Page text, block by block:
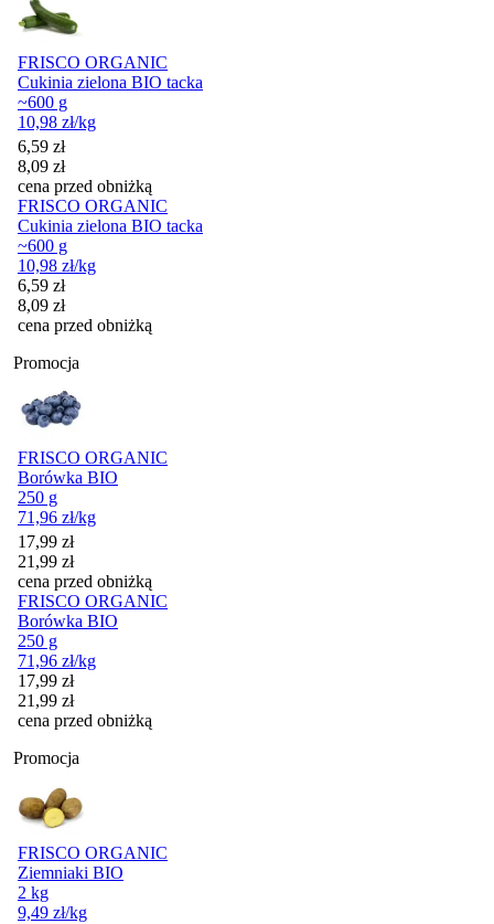
FRISCO ORGANIC
Cukinia zielona BIO tacka
~600 g
10,98 zł/kg
Cena promocyjna
6,59 zł
8,09 zł
cena przed obniżką
FRISCO ORGANIC
Cukinia zielona BIO tacka
~600 g
10,98 zł/kg
Cena promocyjna
6,59 zł
8,09 zł
cena przed obniżką
Promocja
FRISCO ORGANIC
Borówka BIO
250 g
71,96 zł/kg
Cena promocyjna
17,99 zł
21,99 zł
cena przed obniżką
FRISCO ORGANIC
Borówka BIO
250 g
71,96 zł/kg
Cena promocyjna
17,99 zł
21,99 zł
cena przed obniżką
Promocja
FRISCO ORGANIC
Ziemniaki BIO
2 kg
9,49 zł/kg